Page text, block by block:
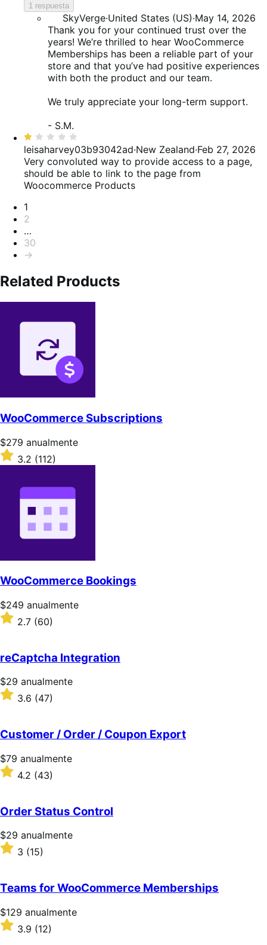
1 respuesta
SkyVerge·United States (US)·May 14, 2026
Thank you for your continued trust over the
years! We’re thrilled to hear WooCommerce
Memberships has been a reliable part of your
store and that you’ve had positive experiences
with both the product and our team.
We truly appreciate your long-term support.
- S.M.
Valoración:
1
de
5
leisaharvey03b93042ad·New Zealand·Feb 27, 2026
Very convoluted way to provide access to a page,
should be able to link to the page from
Woocommerce Products
Paginación
1
2
…
30
→
Related Products
WooCommerce Subscriptions
Precio:
$279/anualmente
$279 anualmente
Valoración:
3.2
estrellas
3.2 (112)
WooCommerce Bookings
Precio:
$249/anualmente
$249 anualmente
Valoración:
2.7
estrellas
2.7 (60)
reCaptcha Integration
Precio:
$29/anualmente
$29 anualmente
Valoración:
5
estrellas
3.6 (47)
Customer / Order / Coupon Export
Precio:
$79/anualmente
$79 anualmente
Valoración:
4.2
5
estrellas
4.2 (43)
Order Status Control
Precio:
$29/anualmente
$29 anualmente
Valoración:
5
estrellas
3 (15)
Teams for WooCommerce Memberships
Precio:
$129/anualmente
$129 anualmente
Valoración:
3.9
3.9 (12)